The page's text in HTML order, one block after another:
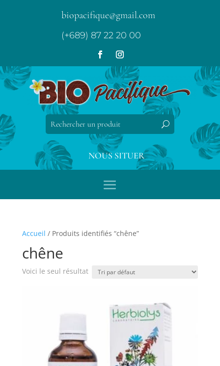
biopacifique@gmail.com
(+689) 87 22 20 00
NOUS SITUER
Accueil / Produits identifiés “chêne”
chêne
Voici le seul résultat